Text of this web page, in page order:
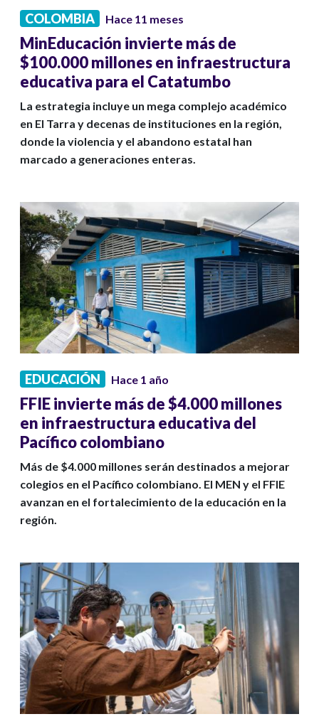
COLOMBIA Hace 11 meses
MinEducación invierte más de
$100.000 millones en infraestructura
educativa para el Catatumbo
La estrategia incluye un mega complejo académico
en El Tarra y decenas de instituciones en la región,
donde la violencia y el abandono estatal han
marcado a generaciones enteras.
EDUCACIÓN Hace 1 año
FFIE invierte más de $4.000 millones
en infraestructura educativa del
Pacífico colombiano
Más de $4.000 millones serán destinados a mejorar
colegios en el Pacífico colombiano. El MEN y el FFIE
avanzan en el fortalecimiento de la educación en la
región.